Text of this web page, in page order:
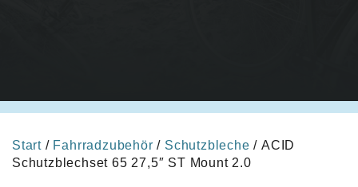
Start / Fahrradzubehör / Schutzbleche / ACID
Schutzblechset 65 27,5″ ST Mount 2.0